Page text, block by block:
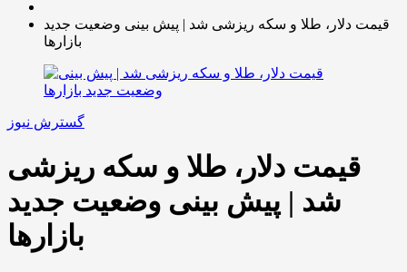
قیمت دلار، طلا و سکه ریزشی شد | پیش بینی وضعیت جدید
بازارها
گسترش نیوز
قیمت دلار، طلا و سکه ریزشی
شد | پیش بینی وضعیت جدید
بازارها